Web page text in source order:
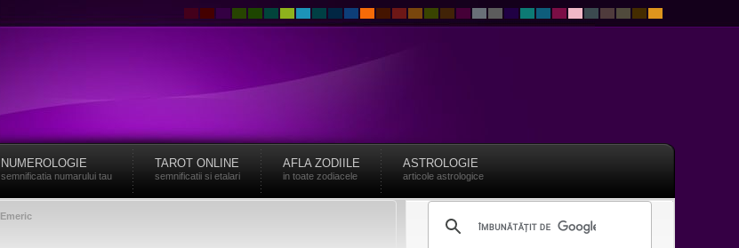
NUMEROLOGIE
semnificatia numarului tau
TAROT ONLINE
semnificatii si etalari
AFLA ZODIILE
in toate zodiacele
ASTROLOGIE
articole astrologice
Emeric